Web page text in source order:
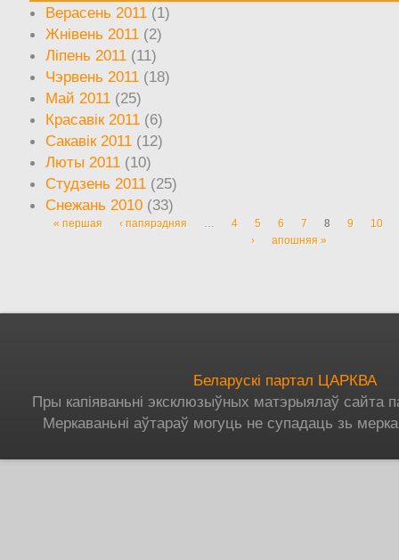
Верасень 2011 (1)
Жнівень 2011 (2)
Ліпень 2011 (11)
Чэрвень 2011 (18)
Май 2011 (25)
Красавік 2011 (6)
Сакавік 2011 (12)
Люты 2011 (10)
Студзень 2011 (25)
Снежань 2010 (33)
Старонкі
« першая ‹ папярэдняя … 4 5 6 7 8 9
10
›
апошняя »
Беларускі партал ЦАРКВА
Пры капіяваньні эксклюзыўных матэрыялаў сайта
Меркаваньні аўтараў могуць не супадаць зь